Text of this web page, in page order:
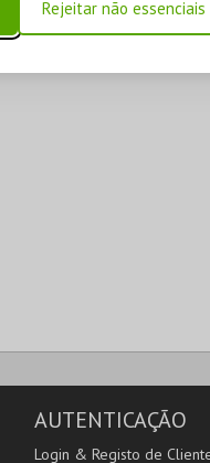
Rejeitar não essenciais
AUTENTICAÇÃO
Login & Registo de